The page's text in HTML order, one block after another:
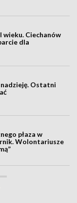
wieku. Ciechanów
dla
Ostatni
płaza w
Wolontariusze